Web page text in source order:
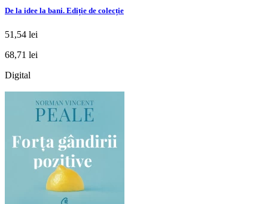
De la idee la bani. Ediție de colecție
51,54 lei
68,71 lei
Digital